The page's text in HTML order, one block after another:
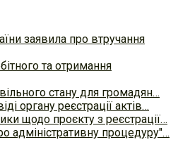
заявила про втручання
та отримання
стану для громадян…
органу реєстрації актів…
щодо проєкту з реєстрації…
адміністративну процедуру"…